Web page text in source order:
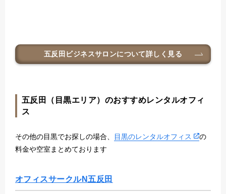
五反田ビジネスサロンについて詳しく見る
五反田（目黒エリア）のおすすめレンタルオフィ
ス
その他の目黒でお探しの場合、 目黒のレンタルオフィス
の
料金や空室まとめております
オフィスサークルN五反田